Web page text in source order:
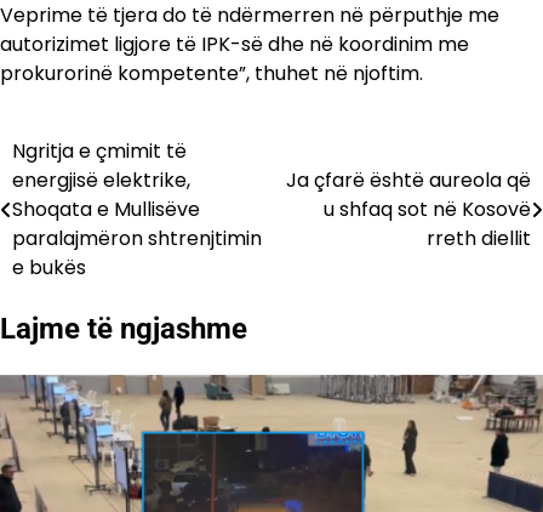
Veprime të tjera do të ndërmerren në përputhje me
autorizimet ligjore të IPK-së dhe në koordinim me
prokurorinë kompetente”, thuhet në njoftim.
Lëvizje
te
postimet
Ngritja e çmimit të
energjisë elektrike,
Shoqata e Mullisëve
paralajmëron shtrenjtimin
e bukës
Ja çfarë është aureola që
u shfaq sot në Kosovë
rreth diellit
Lajme të ngjashme